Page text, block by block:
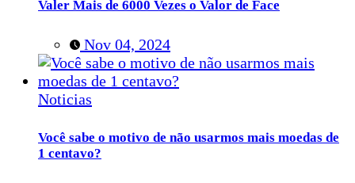
Valer Mais de 6000 Vezes o Valor de Face
Nov 04, 2024
Noticias
Você sabe o motivo de não usarmos mais moedas de
1 centavo?